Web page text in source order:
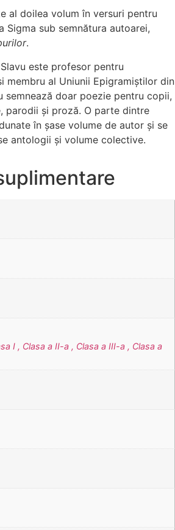
al doilea volum în versuri pentru
Sigma sub semnătura autoarei,
.
este profesor pentru
membru al Uniunii Epigramiștilor din
semnează doar poezie pentru copii,
parodii și proză. O parte dintre
în șase volume de autor și se
antologii și volume colective.
I , Clasa a II-a , Clasa a III-a , Clasa a